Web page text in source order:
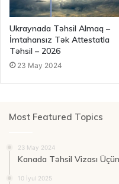
Ukraynada Təhsil Almaq –
İmtahansız Tək Attestatla
Təhsil – 2026
23 May 2024
Most Featured Topics
23 May 2024
Kanada Təhsil Vizası
10 İyul 2025